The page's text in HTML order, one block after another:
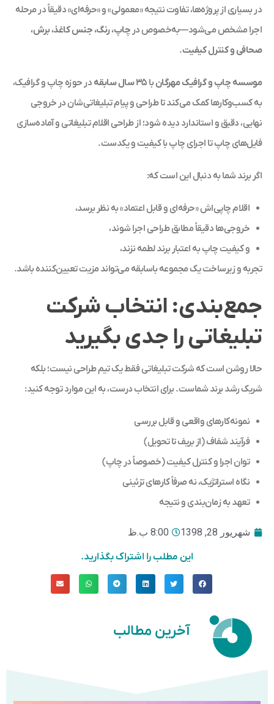
در بسیاری از پروژه‌ها، تفاوت نتیجه «معمولی» و «حرفه‌ای» دقیقاً در مرحله
اجرا مشخص می‌شود—به‌خصوص در چاپ، رنگ، جنس کاغذ، برش،
صحافی و کنترل کیفیت.
موسسه چاپ و گرافیک مهرگانبا ۳۵ سال سابقه
در حوزه چاپ و گرافیک،
به کسب‌وکارها کمک می‌کند تا طراحی و پیام تبلیغاتی‌شان در خروجی
نهایی، دقیق و استاندارد دیده شود؛ از طراحی اقلام تبلیغاتی و آماده‌سازی
فایل‌های چاپ تا اجرای چاپ با کیفیت و یکدست.
اگر برند شما به دنبال این است که:
اقلام چاپی‌اش «حرفه‌ای و قابل اعتماد» به نظر برسد،
خروجی‌ها دقیقاً مطابق طراحی اجرا شوند،
و کیفیت چاپ به اعتبار برند لطمه نزند،
تجربه و زیرساخت یک مجموعه باسابقه می‌تواند مزیت تعیین‌کننده باشد.
جمع‌بندی: انتخاب شرکت
تبلیغاتی را جدی بگیرید
حالا روشن است که شرکت تبلیغاتی فقط یک تیم طراحی نیست؛ بلکه
شریک رشد برند شماست. برای انتخاب درست، به این موارد توجه کنید:
نمونه‌کارهای واقعی و قابل بررسی
فرآیند شفاف (از بریف تا تحویل)
توان اجرا و کنترل کیفیت (خصوصاً در چاپ)
نگاه استراتژیک، نه صرفاً کارهای تزئینی
تعهد به زمان‌بندی و نتیجه
شهریور 28, 1398 8:00 ب.ظ
این مطلب را اشتراک بگذارید.
آخرین مطالب